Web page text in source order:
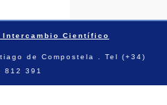
Científico
de Compostela . Tel (+34)
812 391